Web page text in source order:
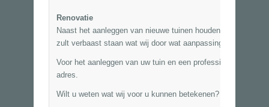
Renovatie
Naast het aanleggen van nieuwe tuinen houden wij ons ook
zult verbaast staan wat wij door wat aanpassingen aan te
Voor het aanleggen van uw tuin en een professionele
adres.
Wilt u weten wat wij voor u kunnen betekenen? Wij komen